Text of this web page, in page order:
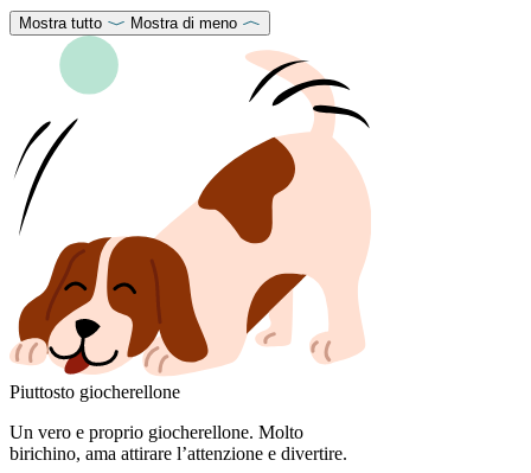
Mostra tutto Mostra di meno
Piuttosto giocherellone
Un vero e proprio giocherellone. Molto
birichino, ama attirare l’attenzione e divertire.